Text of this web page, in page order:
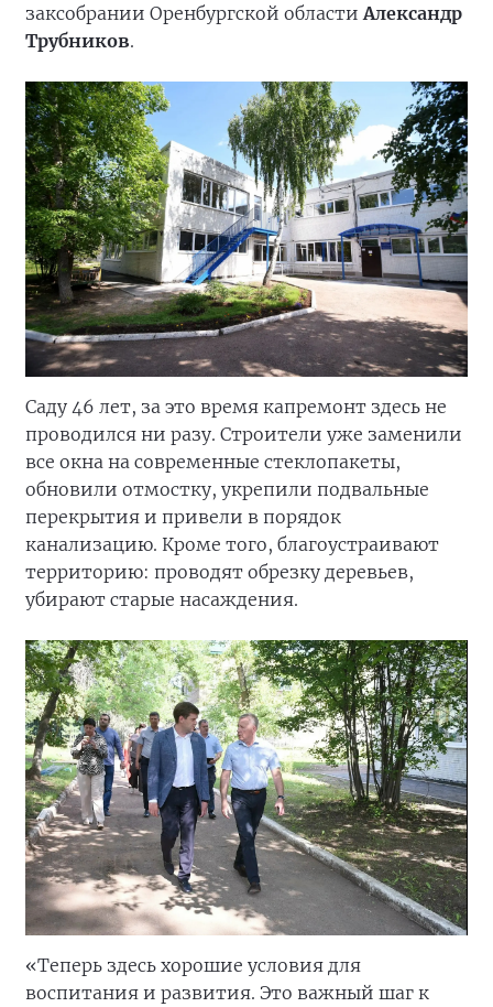
заксобрании Оренбургской области Александр
Трубников.
Саду 46 лет, за это время капремонт здесь не
проводился ни разу. Строители уже заменили
все окна на современные стеклопакеты,
обновили отмостку, укрепили подвальные
перекрытия и привели в порядок
канализацию. Кроме того, благоустраивают
территорию: проводят обрезку деревьев,
убирают старые насаждения.
«Теперь здесь хорошие условия для
воспитания и развития. Это важный шаг к